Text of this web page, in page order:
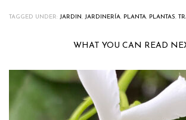
TAGGED UNDER: JARDIN, JARDINERÍA, PLANTA, PLANTAS,
WHAT YOU CAN READ